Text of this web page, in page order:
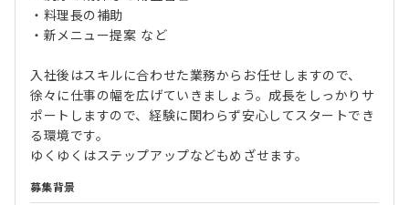
・料理長の補助
・新メニュー提案 など
入社後はスキルに合わせた業務からお任せしますので、
徐々に仕事の幅を広げていきましょう。成長をしっかりサ
ポートしますので、経験に関わらず安心してスタートでき
る環境です。
ゆくゆくはステップアップなどもめざせます。
募集背景